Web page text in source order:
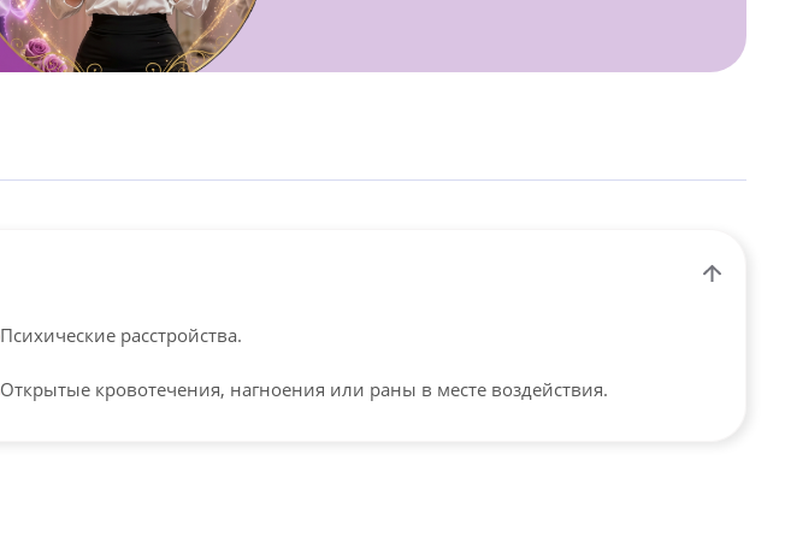
Психические расстройства.
Открытые кровотечения, нагноения или раны в месте воздействия.